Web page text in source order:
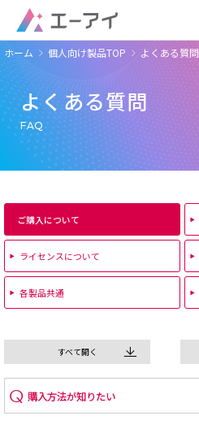
ホーム 個人向け製品TOP よくある質問
よくある質問
FAQ
ご購入について
ライセンスについて
各製品共通
すべて開く
購入方法が知りたい